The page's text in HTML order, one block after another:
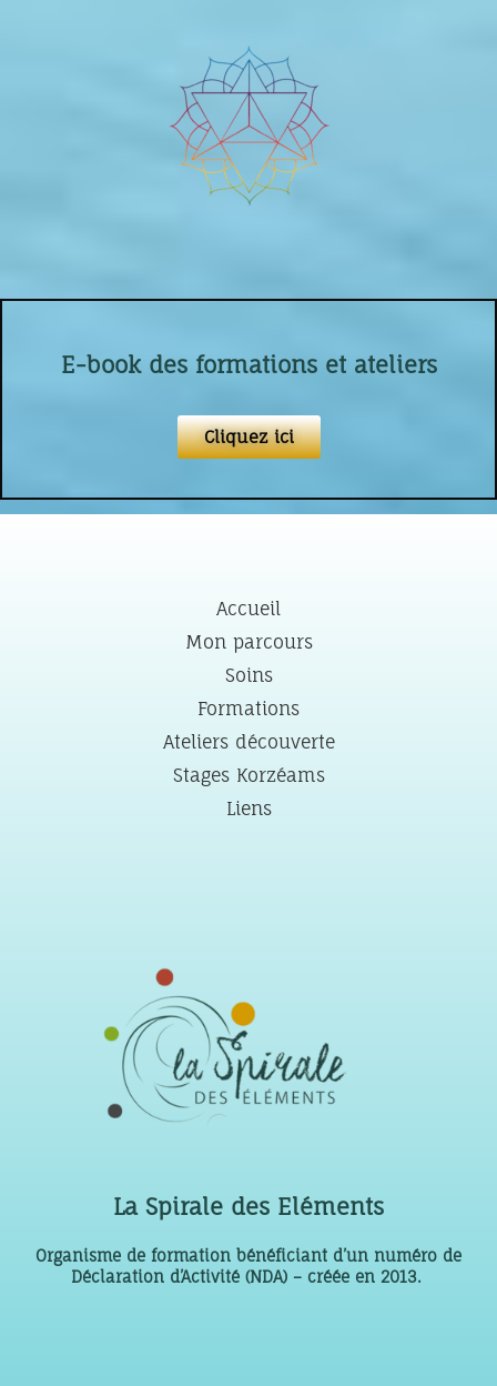
E-book des formations et ateliers
Cliquez ici
Accueil
Mon parcours
Soins
Formations
Ateliers découverte
Stages Korzéams
Liens
La Spirale des Eléments
Organisme de formation bénéficiant d’un numéro de
Déclaration d’Activité (NDA) – créée en 2013.